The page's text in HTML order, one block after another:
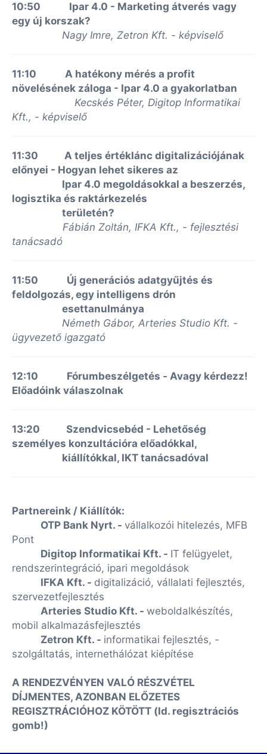
10:50 Ipar 4.0 - Marketing átverés vagy
egy új korszak?
Nagy Imre, Zetron Kft. - képviselő
11:10 A hatékony mérés a profit
növelésének záloga - Ipar 4.0 a gyakorlatban
Kecskés Péter, Digitop Informatikai
Kft., - képviselő
11:30 A teljes értéklánc digitalizációjának
előnyei - Hogyan lehet sikeres az
Ipar 4.0 megoldásokkal a beszerzés,
logisztika és raktárkezelés
területén?
Fábián Zoltán, IFKA Kft., - fejlesztési
tanácsadó
11:50 Új generációs adatgyűjtés és
feldolgozás, egy intelligens drón
esettanulmánya
Németh Gábor, Arteries Studio Kft. -
ügyvezető igazgató
12:10 Fórumbeszélgetés - Avagy kérdezz!
Előadóink válaszolnak
13:20 Szendvicsebéd - Lehetőség
személyes konzultációra előadókkal,
kiállítókkal, IKT tanácsadóval
Partnereink / Kiállítók:
OTP Bank Nyrt. - vállalkozói hitelezés, MFB
Pont
Digitop Informatikai Kft. - IT felügyelet,
rendszerintegráció, ipari megoldások
IFKA Kft. - digitalizáció, vállalati fejlesztés,
szervezetfejlesztés
Arteries Studio Kft. - weboldalkészítés,
mobil alkalmazásfejlesztés
Zetron Kft. - informatikai fejlesztés, -
szolgáltatás, internethálózat kiépítése
A RENDEZVÉNYEN VALÓ RÉSZVÉTEL
DÍJMENTES, AZONBAN ELŐZETES
REGISZTRÁCIÓHOZ KÖTÖTT (ld. regisztrációs
gomb!)